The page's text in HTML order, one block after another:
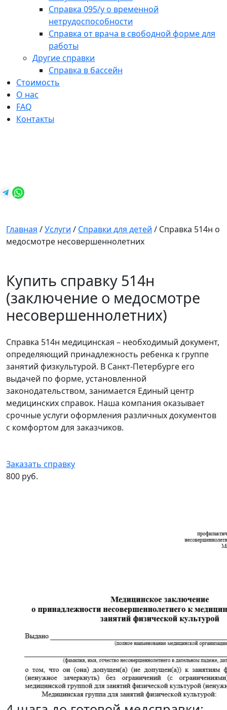
Справка 095/у о временной
нетрудоспособности
Справка от врача в свободной форме для
работы
Другие справки
Справка в бассейн
Стоимость
О нас
FAQ
Контакты
Главная /Услуги / Справки для детей / Справка 514н о
медосмотре несовершеннолетних
Купить справку 514н
(заключение о медосмотре
несовершеннолетних)
Справка 514н медицинская – необходимый документ,
определяющий принадлежность ребенка к группе
занятий физкультурой. В Санкт-Петербурге его
выдачей по форме, установленной
законодательством, занимается Единый центр
медицинских справок. Наша компания оказывает
срочные услуги оформления различных документов
с комфортом для заказчиков.
Заказать справку
800 руб.